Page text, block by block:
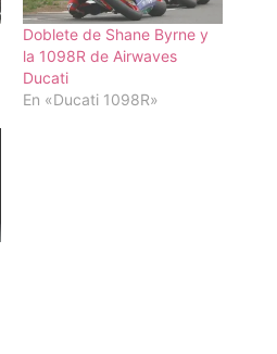
Doblete de Shane Byrne y
la 1098R de Airwaves
Ducati
En «Ducati 1098R»